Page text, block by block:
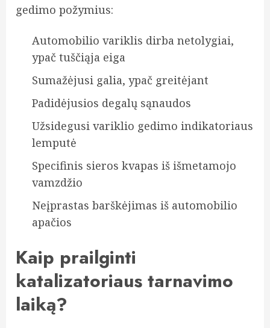
gedimo požymius:
Automobilio variklis dirba netolygiai,
ypač tuščiąja eiga
Sumažėjusi galia, ypač greitėjant
Padidėjusios degalų sąnaudos
Užsidegusi variklio gedimo indikatoriaus
lemputė
Specifinis sieros kvapas iš išmetamojo
vamzdžio
Neįprastas barškėjimas iš automobilio
apačios
Kaip prailginti
katalizatoriaus tarnavimo
laiką?